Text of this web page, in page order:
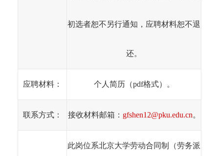
初选者恕不另行通知，应聘材料恕不退
还。
应聘材料： 个人简历（pdf格式）。
联系方式： 接收材料邮箱： gfshen12@pku.edu.cn。
此岗位系北京大学劳动合同制（劳务派